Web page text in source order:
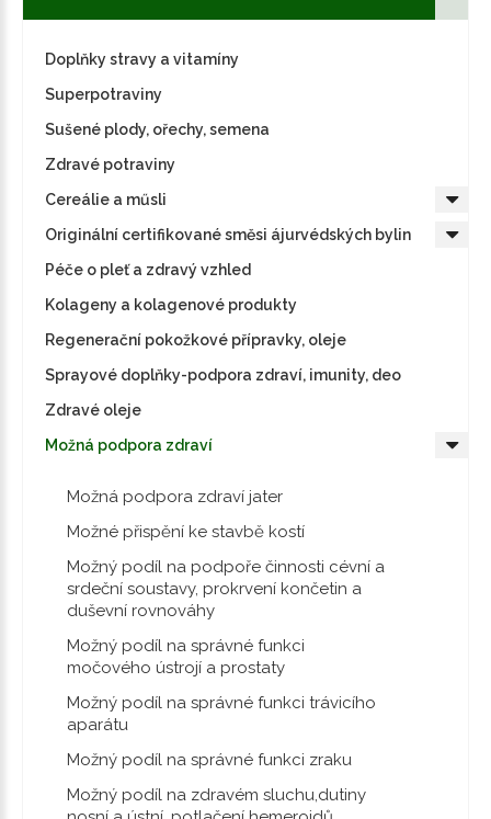
Doplňky stravy a vitamíny
Superpotraviny
Sušené plody, ořechy, semena
Zdravé potraviny
Cereálie a műsli
Originální certifikované směsi ájurvédských bylin
Péče o pleť a zdravý vzhled
Kolageny a kolagenové produkty
Regenerační pokožkové přípravky, oleje
Sprayové doplňky-podpora zdraví, imunity, deo
Zdravé oleje
Možná podpora zdraví
Možná podpora zdraví jater
Možné přispění ke stavbě kostí
Možný podíl na podpoře činnosti cévní a
srdeční soustavy, prokrvení končetin a
duševní rovnováhy
Možný podíl na správné funkci
močového ústrojí a prostaty
Možný podíl na správné funkci trávicího
aparátu
Možný podíl na správné funkci zraku
Možný podíl na zdravém sluchu,dutiny